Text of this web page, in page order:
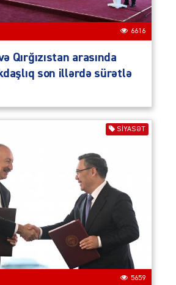
6616
Qırğızıstan arasında
son illərdə sürətlə
SIYASƏT
5659